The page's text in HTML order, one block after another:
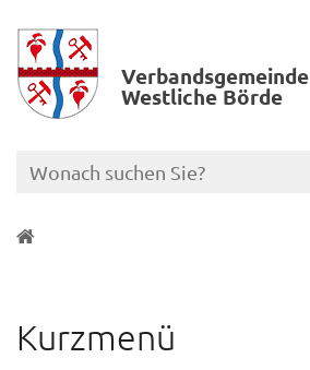
Verbands­gemeinde
Westliche Börde
Kurzmenü